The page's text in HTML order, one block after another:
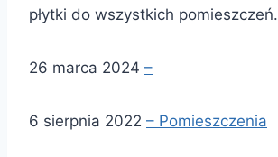
płytki do wszystkich pomieszczeń.
26 marca 2024 –
6 sierpnia 2022 – Pomieszczenia